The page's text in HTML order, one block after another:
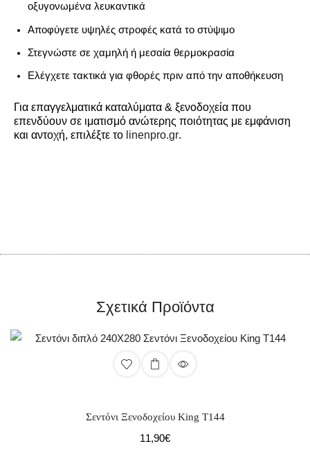
οξυγονωμένα λευκαντικά
Αποφύγετε υψηλές στροφές κατά το στύψιμο
Στεγνώστε σε χαμηλή ή μεσαία θερμοκρασία
Ελέγχετε τακτικά για φθορές πριν από την αποθήκευση
Για επαγγελματικά καταλύματα & ξενοδοχεία που
επενδύουν σε ιματισμό ανώτερης ποιότητας με εμφάνιση
και αντοχή, επιλέξτε το linenpro.gr.
Σχετικά Προϊόντα
Σεντόνι Ξενοδοχείου Κing Τ144
11,90€